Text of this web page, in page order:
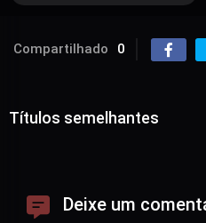
Compartilhado 0
Títulos semelhantes
Deixe um